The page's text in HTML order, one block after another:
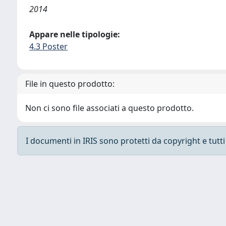
2014
Appare nelle tipologie:
4.3 Poster
File in questo prodotto:
Non ci sono file associati a questo prodotto.
I documenti in IRIS sono protetti da copyright e